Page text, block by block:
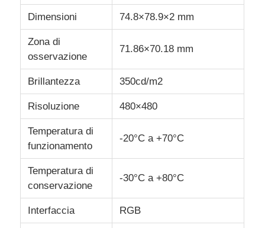
schermo LCD monocromo
Modulo LCD del DENTE
Esposizione LCD di STN
pannello LCD
Modulo su ordinazione dell'esposizione dell'affissione
Dimensioni 74.8×78.9×2 mm
Zona di
osservazione
71.86×70.18 mm
Brillantezza 350cd/m2
Risoluzione 480×480
Temperatura di
funzionamento
-20°C a +70°C
Temperatura di
conservazione
-30°C a +80°C
Interfaccia RGB